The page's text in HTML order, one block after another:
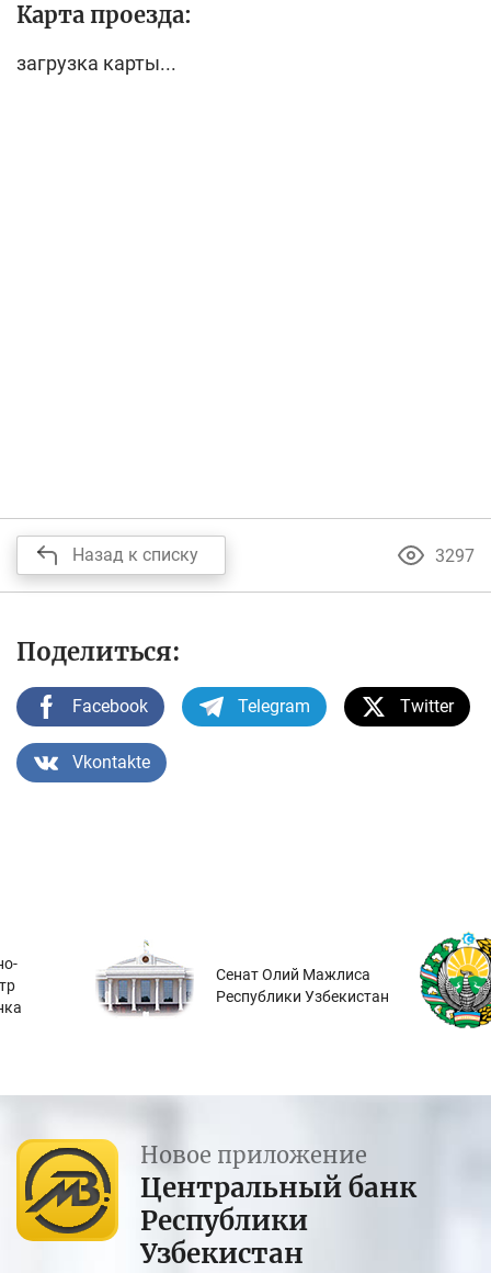
Карта проезда:
загрузка карты...
Назад к списку 3297
Поделиться:
Facebook Telegram Twitter
Vkontakte
Сенат Олий Мажлиса
Республики Узбекистан
Новое приложение
Центральный банк
Республики
Узбекистан